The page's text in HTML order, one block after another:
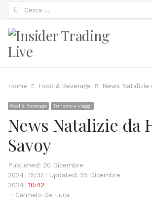
Ricerca
per:
Home Food & Beverage News Natalizie
Food & Beverage Turismo e viaggi
News Natalizie da
Savoy
Published: 20 Dicembre
2024
15:37
Updated: 25 Dicembre
2024
10:42
Author
Carmelo De Luca